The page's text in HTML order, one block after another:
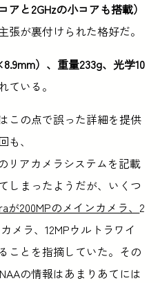
アと2GHzの小コアも搭載）
が裏付けられた格好だ。
）、重量233g、光学10
ている。
この点で誤った詳細を提供
、
リアカメラシステムを記載
しまったようだが、いくつ
が200MPのメインカメラ、 2
メラ、12MPウルトラワイ
ことを指摘していた。その
の情報はあまりあてには